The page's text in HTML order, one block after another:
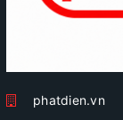
phatdien.vn